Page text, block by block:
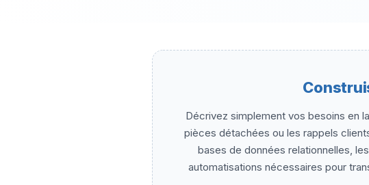
Décrivez simplement vos besoins en
pièces détachées ou les rappels
bases de données relationnelles,
automatisations nécessaires pour